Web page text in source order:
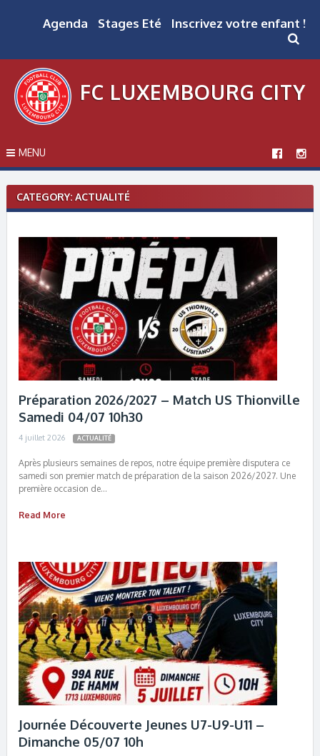
Agenda Stages Eté Inscrivez votre enfant !
FC LUXEMBOURG CITY
MENU
CATEGORY: ACTUALITÉ
Préparation 2026/2027 – Match US Thionville
Samedi 04/07 10h30
4 juillet 2026 ACTUALITÉ
Après plusieurs semaines de repos, notre équipe première disputera ce
samedi son premier match de préparation de la saison 2026/2027. Une
première occasion de…
Read More
Journée Découverte Jeunes U7-U9-U11 –
Dimanche 05/07 10h